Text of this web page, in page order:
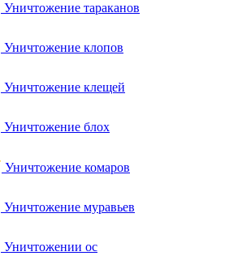
Уничтожение тараканов
Уничтожение клопов
Уничтожение клещей
Уничтожение блох
Уничтожение комаров
Уничтожение муравьев
Уничтожении ос